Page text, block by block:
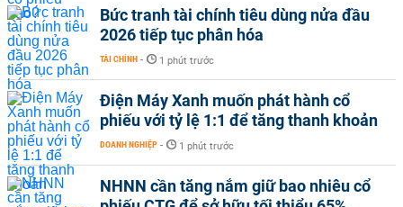
Bức tranh tài chính tiêu dùng nửa đầu
2026 tiếp tục phân hóa
TÀI CHÍNH - 1 phút trước
Điện Máy Xanh muốn phát hành cổ
phiếu với tỷ lệ 1:1 để tăng thanh khoản
DOANH NGHIỆP - 1 phút trước
NHNN cần tăng nắm giữ bao nhiêu cổ